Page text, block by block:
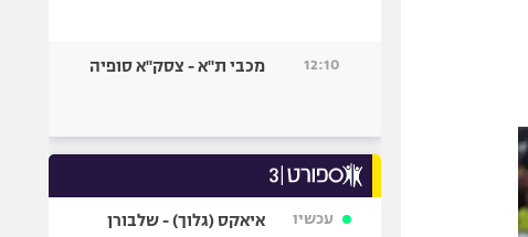
12:10 מכבי ת"א - צסק"א סופיה
עכשיו איאקס (גלוך) - שלבורן